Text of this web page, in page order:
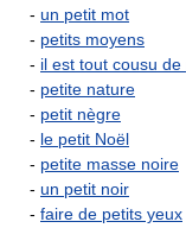
- un petit mot
- petits moyens
- il est tout cousu
- petite nature
- petit nègre
- le petit Noël
- petite masse noire
- un petit noir
- faire de petits yeux